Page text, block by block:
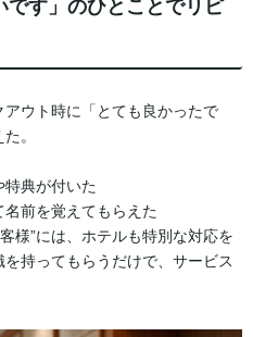
す」のひとことでリピ
アウト時に「とても良かったで
。
特典が付いた
名前を覚えてもらえた
様”には、ホテルも特別な対応を
持ってもらうだけで、サービス